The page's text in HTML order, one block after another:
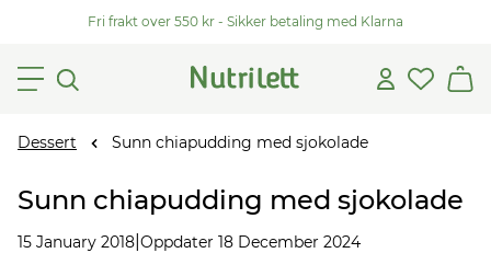
Fri frakt over 550 kr - Sikker betaling med Klarna
Dessert Sunn chiapudding med sjokolade
Sunn chiapudding med sjokolade
15 January 2018 Oppdater 18 December 2024